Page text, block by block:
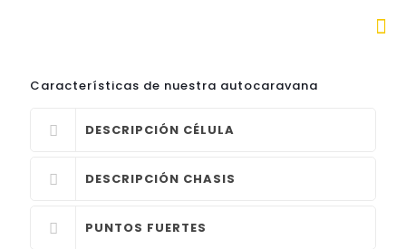
Características de nuestra autocaravana
DESCRIPCIÓN CÉLULA
DESCRIPCIÓN CHASIS
PUNTOS FUERTES